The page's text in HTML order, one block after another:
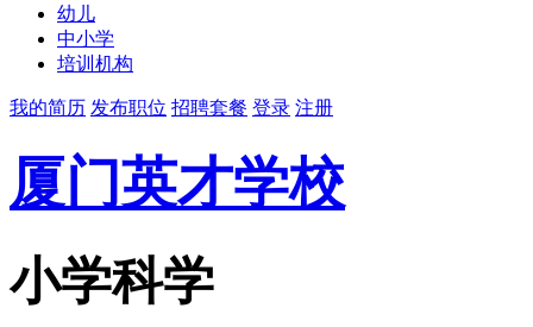
幼儿
中小学
培训机构
我的简历 发布职位 招聘套餐 登录 注册
厦门英才学校
小学科学